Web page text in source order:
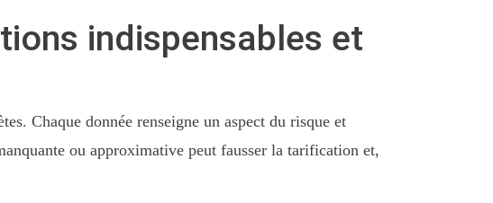
indispensables et
Chaque donnée renseigne un aspect du risque et
ou approximative peut fausser la tarification et,